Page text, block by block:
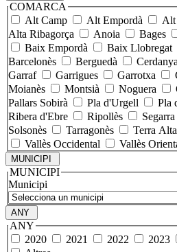
COMARCA
Alt Camp
Alt Empordà Alt
Alta Ribagorça
Anoia Bages
Baix Empordà
Baix Llobregat
Barcelonès
Berguedà Cerdanya
Garraf
Garrigues Garrotxa
Moianès
Montsià Noguera
Pallars Sobirà
Pla d'Urgell Pla
Ribera d'Ebre
Ripollès Segarra
Solsonès
Tarragonès Terra Alta
Vallès Occidental
Vallès
MUNICIPI
MUNICIPI
Municipi
ANY
ANY
2020
2021 2022 2023